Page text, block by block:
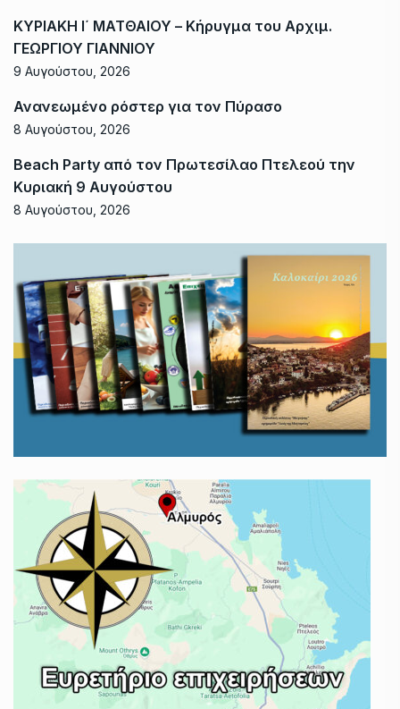
ΚΥΡΙΑΚΗ Ι΄ ΜΑΤΘΑΙΟΥ – Κήρυγμα του Αρχιμ.
ΓΕΩΡΓΙΟΥ ΓΙΑΝΝΙΟΥ
9 Αυγούστου, 2026
Ανανεωμένο ρόστερ για τον Πύρασο
8 Αυγούστου, 2026
Beach Party από τον Πρωτεσίλαο Πτελεού την
Κυριακή 9 Αυγούστου
8 Αυγούστου, 2026